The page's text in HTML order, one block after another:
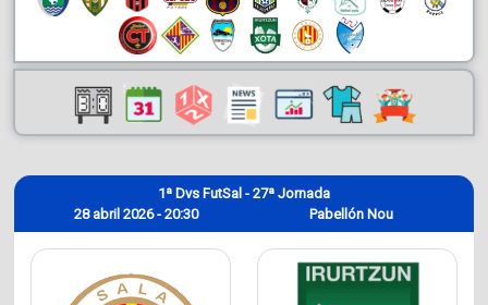
28 abril 2026 - 20:30
1ª Dvs FutSal - 27ª Jornada
Pabellón Nou